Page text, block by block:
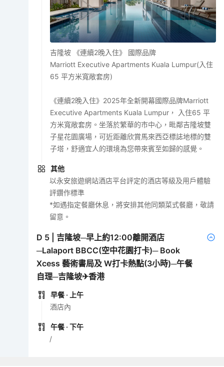
吉隆坡 《連續2晚入住》 國際品牌
Marriott Executive Apartments Kuala Lumpur(入住
65 平方米寬敞套房)
《連續2晚入住》2025年全新開幕國際品牌Marriott
Executive Apartments Kuala Lumpur， 入住65 平
方米寬敞套房。坐落於繁華的市中心，毗鄰吉隆坡雙
子星花園廣場，可近距離欣賞馬來西亞標誌地標的雙
子塔，舒適宜人的環境為您帶來賓至如歸的感覺。
其他
以永安旅遊網站酒店平台評定的酒店等級及用戶體驗
評鑽作標準
*如遇指定餐廳休息，將安排其他同類菜式餐廳，敬請
留意。
D 5
吉隆坡─早上約12:00離開酒店
─Lalaport BBCC(空中花園打卡)─ Book
Xcess 藝術書局及 W打卡熱點(3小時)─午餐
自理─吉隆坡✈香港
早餐 · 上午
酒店內
午餐 · 下午
/